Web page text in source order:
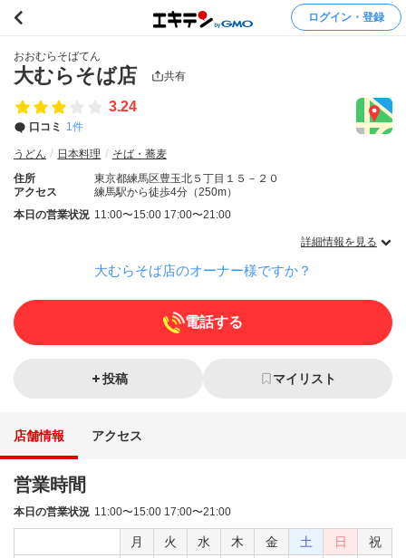
ログイン・登録
おおむらそばてん
大むらそば店 共有
3.24
口コミ 1件
うどん 日本料理
そば・蕎麦
住所
東京都練馬区豊玉北５丁目１５－２０
アクセス
練馬駅から徒歩4分（250m）
本日の営業状況 11:00〜15:00 17:00〜21:00
詳細情報を見る
大むらそば店のオーナー様ですか？
電話する
投稿 マイリスト
店舗情報 アクセス
営業時間
本日の営業状況 11:00〜15:00 17:00〜21:00
月 火 水 木 金 土 日
祝